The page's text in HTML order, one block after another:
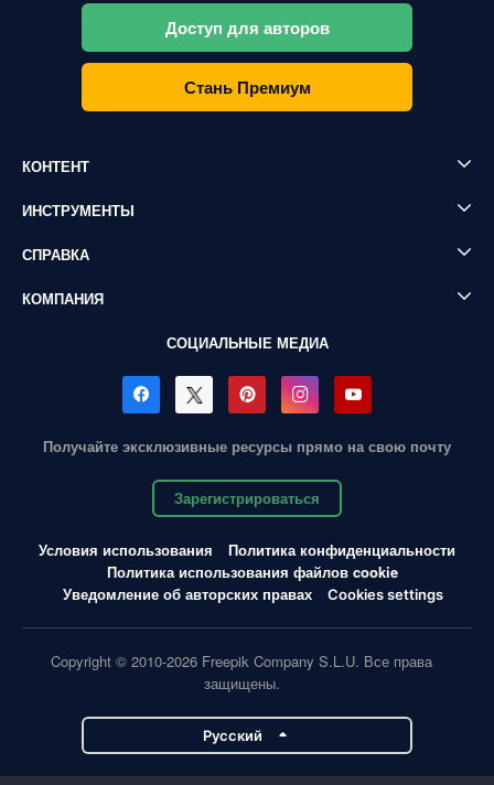
Доступ для авторов
Стань Премиум
КОНТЕНТ
ИНСТРУМЕНТЫ
СПРАВКА
КОМПАНИЯ
СОЦИАЛЬНЫЕ МЕДИА
Получайте эксклюзивные ресурсы прямо на свою почту
Зарегистрироваться
Условия использования
Политика конфиденциальности
Политика использования файлов cookie
Уведомление об авторских правах
Cookies settings
Copyright © 2010-2026 Freepik Company S.L.U. Все права
защищены.
Pусский